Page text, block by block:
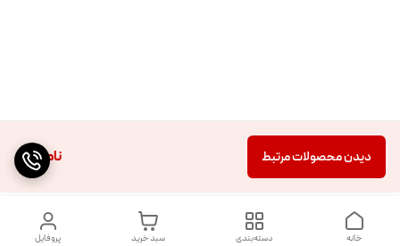
ناموجود دیدن محصولات مرتبط
پروفایل سبد خرید دسته‌بندی خانه